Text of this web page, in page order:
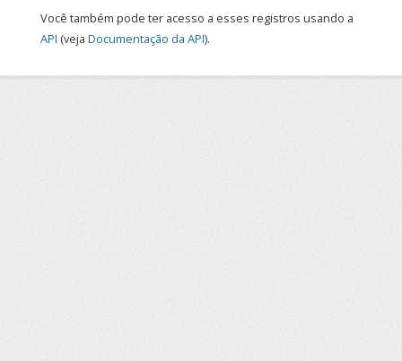
Você também pode ter acesso a esses registros usando a
API (veja Documentação da API).